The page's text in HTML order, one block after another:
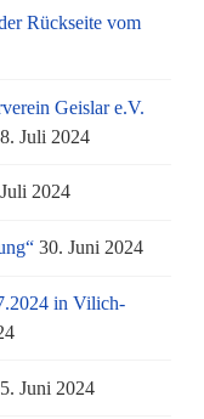
Rückseite vom
Geislar e.V.
Juli 2024
2024
30. Juni 2024
in Vilich-
Juni 2024